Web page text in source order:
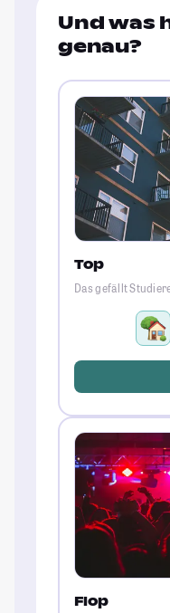
Und was
genau?
Top
Das gefällt
Flop